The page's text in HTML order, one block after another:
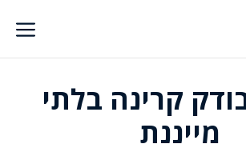
קרינה בלתי
מייננת